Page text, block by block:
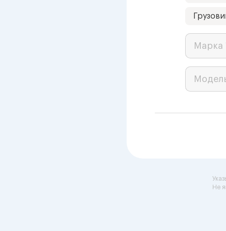
Марка
Не